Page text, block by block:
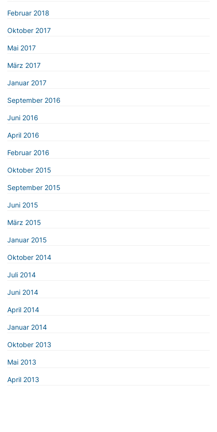
Februar 2018
Oktober 2017
Mai 2017
März 2017
Januar 2017
September 2016
Juni 2016
April 2016
Februar 2016
Oktober 2015
September 2015
Juni 2015
März 2015
Januar 2015
Oktober 2014
Juli 2014
Juni 2014
April 2014
Januar 2014
Oktober 2013
Mai 2013
April 2013